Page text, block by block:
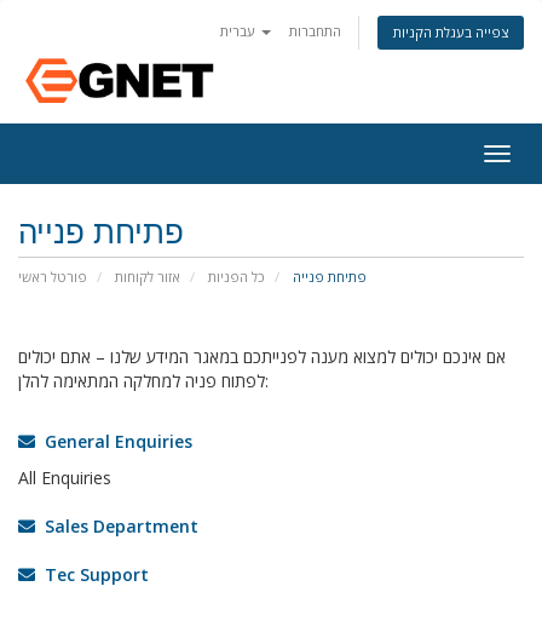
התחברות צפייה בעגלת הקניות
פתיחת פנייה
פורטל ראשי אזור לקוחות כל הפניות פתיחת פנייה
אם אינכם יכולים למצוא מענה לפנייתכם במאגר המידע שלנו – אתם יכולים
לפתוח פניה למחלקה המתאימה להלן:
General Enquiries
All Enquiries
Sales Department
Tec Support